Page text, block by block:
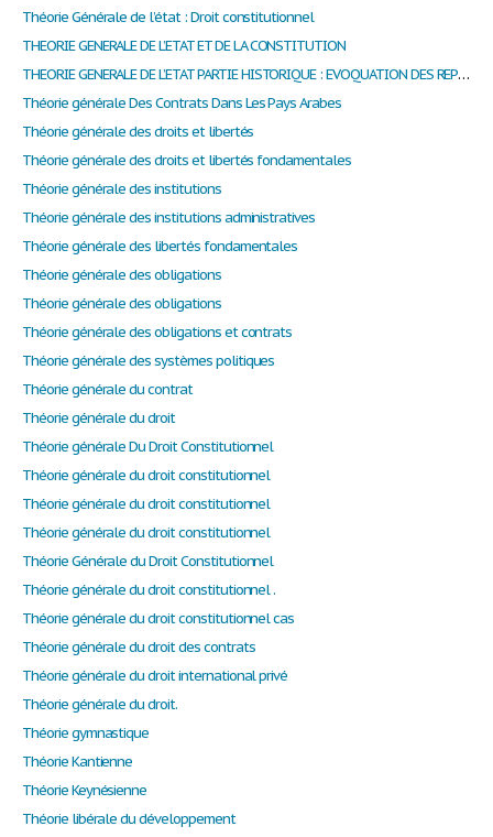
Théorie Générale de l’état : Droit constitutionnel
THEORIE GENERALE DE L’ETAT ET DE LA CONSTITUTION
THEORIE GENERALE DE L’ETAT PARTIE HISTORIQUE : EVOQUATION DES REPRES CONSTITUTIONNELS FRANCAIS
Théorie générale Des Contrats Dans Les Pays Arabes
Théorie générale des droits et libertés
Théorie générale des droits et libertés fondamentales
Théorie générale des institutions
Théorie générale des institutions administratives
Théorie générale des libertés fondamentales
Théorie générale des obligations
Théorie générale des obligations
Théorie générale des obligations et contrats
Théorie générale des systèmes politiques
Théorie générale du contrat
Théorie générale du droit
Théorie générale Du Droit Constitutionnel
Théorie générale du droit constitutionnel
Théorie générale du droit constitutionnel
Théorie générale du droit constitutionnel
Théorie Générale du Droit Constitutionnel
Théorie générale du droit constitutionnel .
Théorie générale du droit constitutionnel cas
Théorie générale du droit des contrats
Théorie générale du droit international privé
Théorie générale du droit.
Théorie gymnastique
Théorie Kantienne
Théorie Keynésienne
Théorie libérale du développement